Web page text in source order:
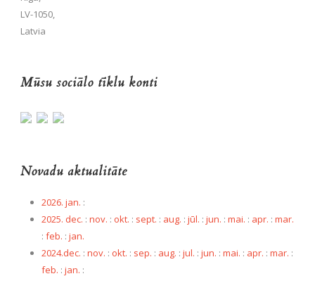
LV-1050,
Latvia
Mūsu sociālo tīklu konti
Novadu aktualitāte
2026. jan. :
2025. dec. : nov. : okt. : sept. : aug. : jūl. : jun. : mai. : apr. : mar.
: feb. : jan.
2024.dec. : nov. : okt. : sep. : aug. : jul. : jun. : mai. : apr. : mar. :
feb. : jan. :